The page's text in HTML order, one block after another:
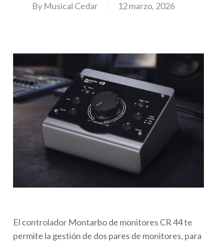
By Musical Cedar 12 marzo, 2026
El controlador Montarbo de monitores CR 44 te
permite la gestión de dos pares de monitores, para